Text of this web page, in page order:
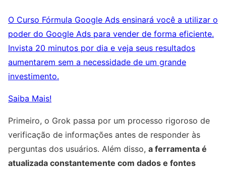
O Curso Fórmula Google Ads ensinará você a utilizar o
poder do Google Ads para vender de forma eficiente.
Invista 20 minutos por dia e veja seus resultados
aumentarem sem a necessidade de um grande
investimento.
Saiba Mais!
Primeiro, o Grok passa por um processo rigoroso de
verificação de informações antes de responder às
perguntas dos usuários. Além disso, a ferramenta é
atualizada constantemente com dados e fontes